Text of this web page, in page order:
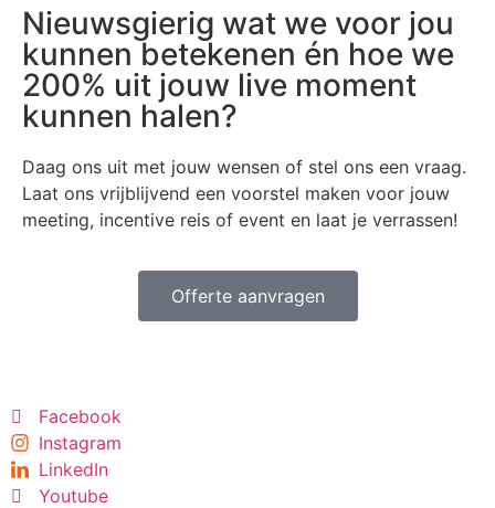
Nieuwsgierig wat we voor jou
kunnen betekenen én hoe we
200% uit jouw live moment
kunnen halen?
Daag ons uit met jouw wensen of stel ons een vraag.
Laat ons vrijblijvend een voorstel maken voor jouw
meeting, incentive reis of event en laat je verrassen!
Offerte aanvragen
Facebook
Instagram
LinkedIn
Youtube